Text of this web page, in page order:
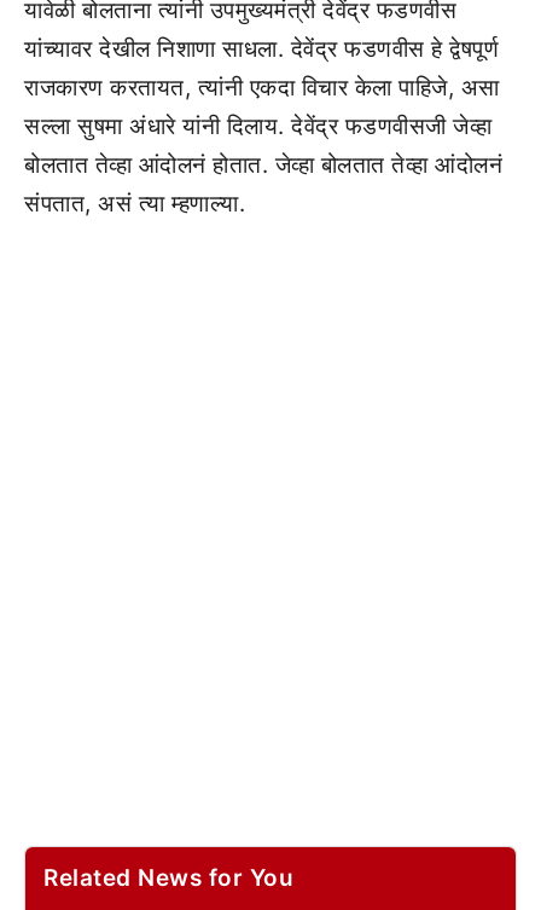
यावेळी बोलताना त्यांनी उपमुख्यमंत्री देवेंद्र फडणवीस
यांच्यावर देखील निशाणा साधला. देवेंद्र फडणवीस हे द्वेषपूर्ण
राजकारण करतायत, त्यांनी एकदा विचार केला पाहिजे, असा
सल्ला सुषमा अंधारे यांनी दिलाय. देवेंद्र फडणवीसजी जेव्हा
बोलतात तेव्हा आंदोलनं होतात. जेव्हा बोलतात तेव्हा आंदोलनं
संपतात, असं त्या म्हणाल्या.
Related News for You